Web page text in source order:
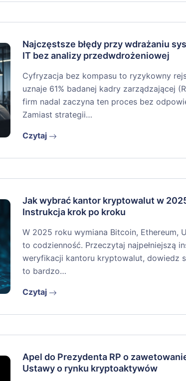
Najczęstsze błędy przy wdrażaniu
IT bez analizy przedwdrożeniowej
Cyfryzacja bez kompasu to ryzykowny
uznaje 61% badanej kadry zarządzającej
firm nadal zaczyna ten proces bez
Zamiast strategii…
Czytaj
Jak wybrać kantor kryptowalut w
Instrukcja krok po kroku
W 2025 roku wymiana Bitcoin, Ethereum,
to codzienność. Przeczytaj najpełniejszą
weryfikacji kantoru kryptowalut, dowiedz
to bardzo…
Czytaj
Apel do Prezydenta RP o
Ustawy o rynku kryptoaktywów